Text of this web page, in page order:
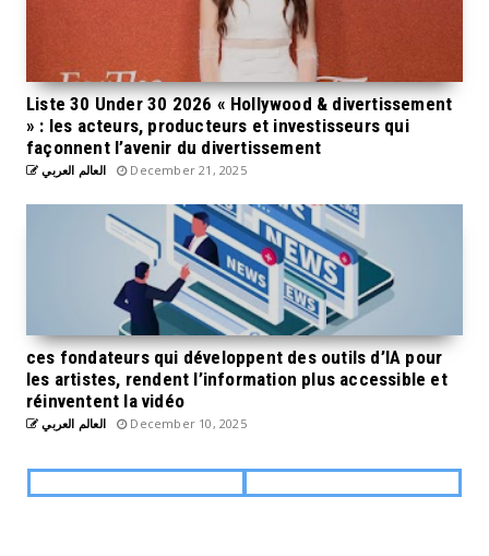
Liste 30 Under 30 2026 « Hollywood & divertissement
» : les acteurs, producteurs et investisseurs qui
façonnent l’avenir du divertissement
العالم العربي December 21, 2025
ces fondateurs qui développent des outils d’IA pour
les artistes, rendent l’information plus accessible et
réinventent la vidéo
العالم العربي December 10, 2025